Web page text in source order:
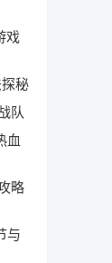
戏
秘
队
血
略
与